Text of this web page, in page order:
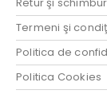
Termeni şi
Politica de
Politica Cookies